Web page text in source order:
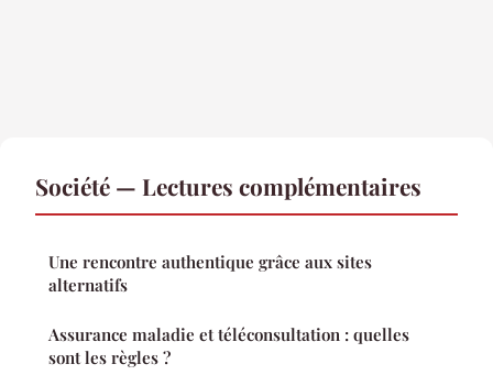
Société — Lectures complémentaires
Une rencontre authentique grâce aux sites
alternatifs
Assurance maladie et téléconsultation : quelles
sont les règles ?